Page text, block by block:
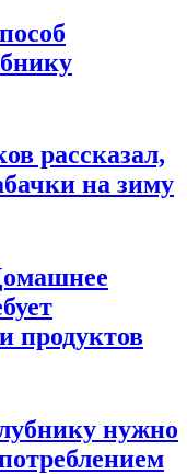
рассказал,
на зиму
продуктов
нужно